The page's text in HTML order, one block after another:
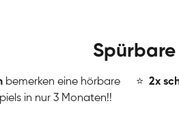
bemerken eine hörbare
in nur 3 Monaten!!
⭐ ️2x